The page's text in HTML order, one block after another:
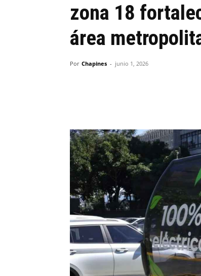
zona 18
área
Por Chapines - junio 1, 2026